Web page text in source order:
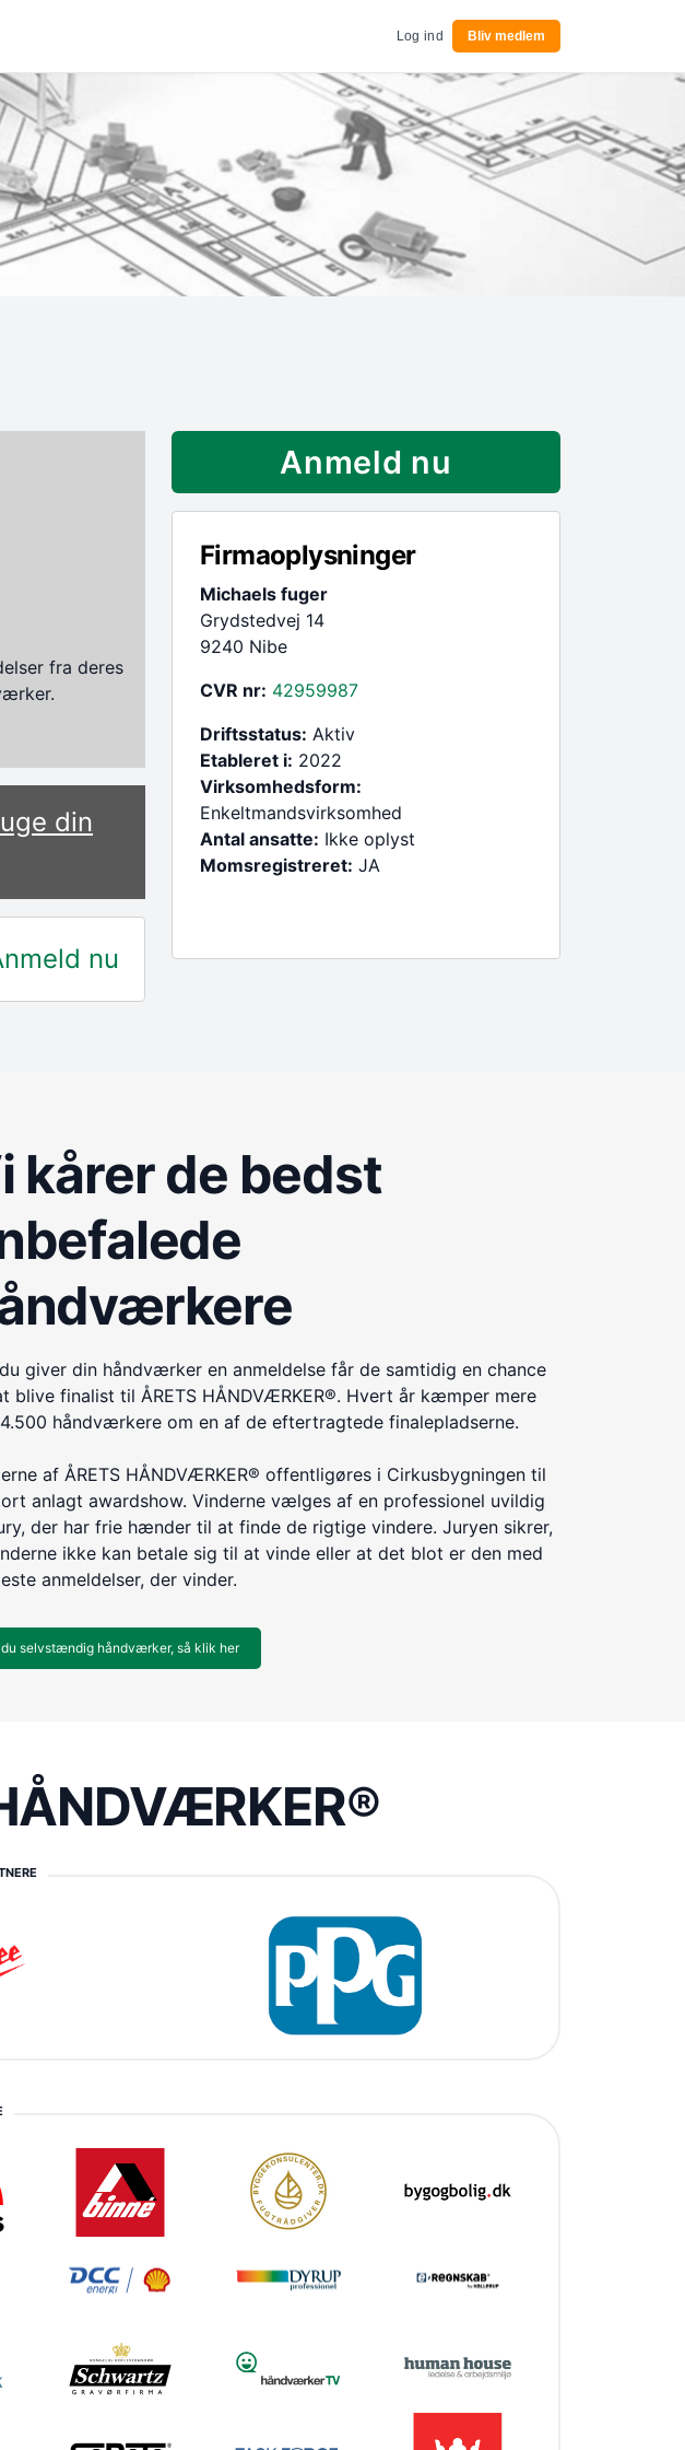
Log ind Bliv medlem
fra deres
din
nu
Anmeld nu
Firmaoplysninger
Michaels fuger
Grydstedvej 14
9240 Nibe
CVR nr: 42959987
Driftsstatus: Aktiv
Etableret i: 2022
Virksomhedsform:
Enkeltmandsvirksomhed
Antal ansatte: Ikke oplyst
Momsregistreret: JA
kårer de bedst
giver din håndværker en anmeldelse får de samtidig en chance
blive finalist til ÅRETS HÅNDVÆRKER®. Hvert år kæmper mere
håndværkere om en af de eftertragtede finalepladserne.
af ÅRETS HÅNDVÆRKER® offentligøres i Cirkusbygningen til
anlagt awardshow. Vinderne vælges af en professionel uvildig
der har frie hænder til at finde de rigtige vindere. Juryen sikrer,
ikke kan betale sig til at vinde eller at det blot er den med
anmeldelser, der vinder.
du selvstændig håndværker, så klik her